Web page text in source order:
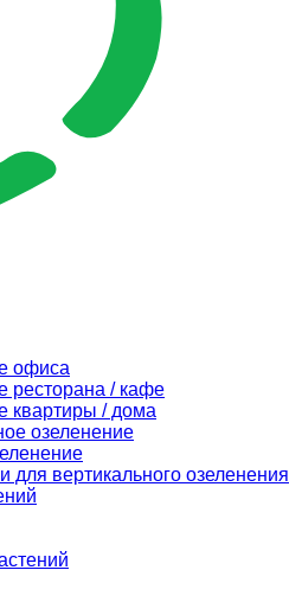
офиса
ресторана / кафе
квартиры / дома
озеленение
для вертикального озеленения